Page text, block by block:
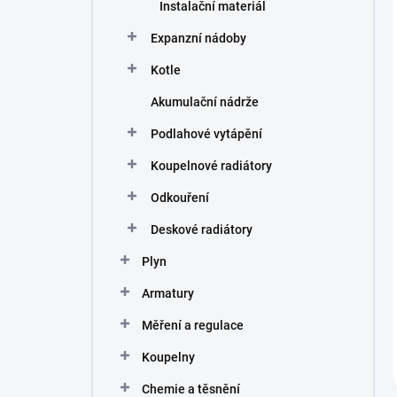
Instalační materiál
Expanzní nádoby
Kotle
Akumulační nádrže
Podlahové vytápění
Koupelnové radiátory
Odkouření
Deskové radiátory
Plyn
Armatury
Měření a regulace
Koupelny
Chemie a těsnění